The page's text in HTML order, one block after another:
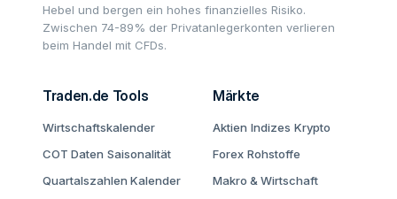
Hebel und bergen ein hohes finanzielles Risiko.
Zwischen 74-89% der Privatanlegerkonten verlieren
beim Handel mit CFDs.
Traden.de Tools
Wirtschaftskalender
COT Daten Saisonalität
Quartalszahlen Kalender
Märkte
Aktien Indizes Krypto
Forex Rohstoffe
Makro & Wirtschaft